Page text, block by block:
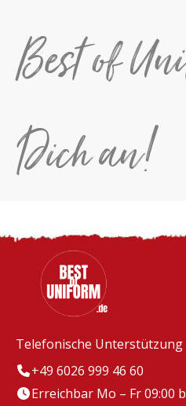
Best of
Dich an!
Telefonische
+49 6026 999 46 60
Erreichbar Mo – Fr 09:00